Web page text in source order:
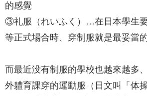
的感覺
③礼服（れいふく）…在日本學生
等正式場合時、穿制服就是最妥當
而最近没有制服的學校也越來越多
外軆育課穿的運動服（日文叫「体